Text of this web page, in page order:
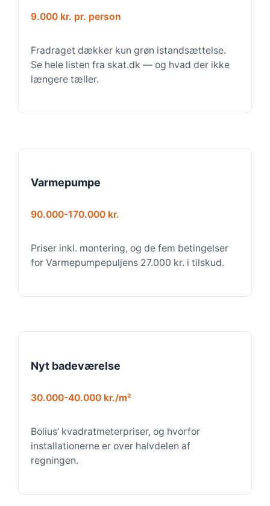
9.000 kr. pr. person
Fradraget dækker kun grøn istandsættelse.
Se hele listen fra skat.dk — og hvad der ikke
længere tæller.
Varmepumpe
90.000-170.000 kr.
Priser inkl. montering, og de fem betingelser
for Varmepumpepuljens 27.000 kr. i tilskud.
Nyt badeværelse
30.000-40.000 kr./m²
Bolius’ kvadratmeterpriser, og hvorfor
installationerne er over halvdelen af
regningen.